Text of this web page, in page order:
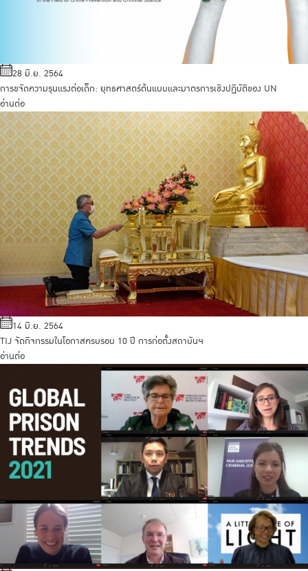
28 มิ.ย. 2564
การขจัดความรุนแรงต่อเด็ก: ยุทธศาสตร์ต้นแบบและมาตรการเชิงปฏิบัติของ UN
อ่านต่อ
14 มิ.ย. 2564
TIJ จัดกิจกรรมในโอกาสครบรอบ 10 ปี การก่อตั้งสถาบันฯ
อ่านต่อ